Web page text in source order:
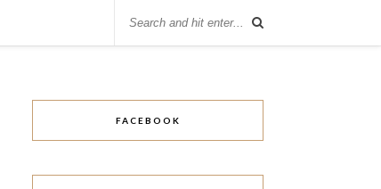
FACEBOOK